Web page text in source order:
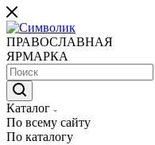
ПРАВОСЛАВНАЯ
ЯРМАРКА
Каталог
По всему сайту
По каталогу